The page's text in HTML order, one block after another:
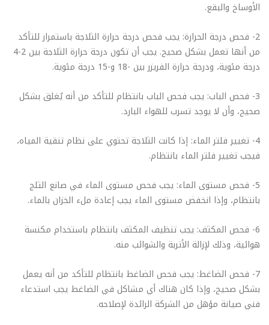
الأوساخ والبقع.
2- فحص درجة الحرارة: يجب فحص درجة حرارة الثلاجة باستمرار للتأكد
من أنها تعمل بشكل صحيح. يجب أن تكون درجة حرارة الثلاجة بين 2-4
درجة مئوية، ودرجة حرارة الفريزر بين -18 و-15 درجة مئوية.
3- فحص الباب: يجب فحص الباب بانتظام للتأكد من أنه يُغلق بشكل
صحيح، وأن لا يوجد تسرب للهواء البارد.
4- تغيير فلتر الماء: إذا كانت الثلاجة تحتوي على نظام تنقية المياه،
فيجب تغيير فلتر الماء بانتظام.
5- فحص مستوى الماء: يجب فحص مستوى الماء في صانع الثلج
بانتظام، وإذا انخفض مستوى الماء يجب إعادة ملء الخزان بالماء.
6- فحص المكثف: يجب تنظيف المكثف بانتظام باستخدام مكنسة
هوائية، وذلك لإزالة الأتربة والشوائب منه.
7- فحص الضاغط: يجب فحص الضاغط بانتظام للتأكد من أنه يعمل
بشكل صحيح، وإذا كان هناك أي مشاكل في الضاغط يجب استدعاء
فني صيانة مؤهل من الشركة الرائدة لإصلاحه.